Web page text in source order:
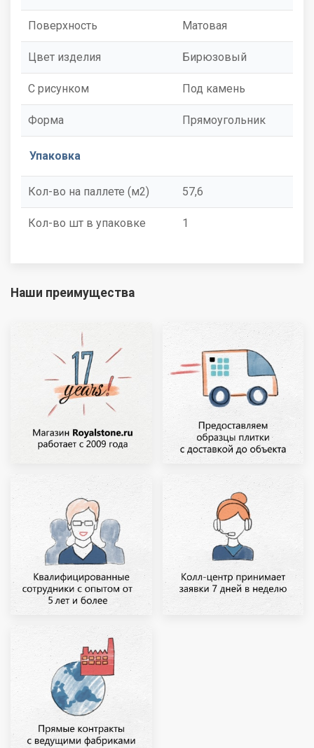
Поверхность Матовая
Цвет изделия Бирюзовый
С рисунком Под камень
Форма Прямоугольник
Упаковка
Кол-во на паллете (м2) 57,6
Кол-во шт в упаковке 1
Наши преимущества